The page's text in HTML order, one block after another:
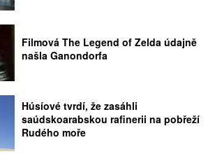
Filmová The Legend of Zelda údajně
našla Ganondorfa
Húsíové tvrdí, že zasáhli
saúdskoarabskou rafinerii na pobřeží
Rudého moře